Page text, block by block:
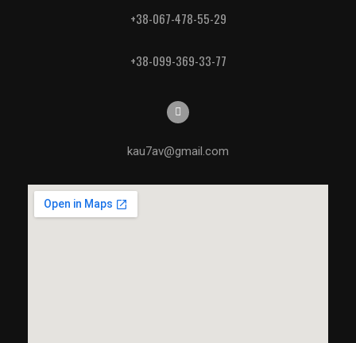
+38-067-478-55-29
+38-099-369-33-77
kau7av@gmail.com